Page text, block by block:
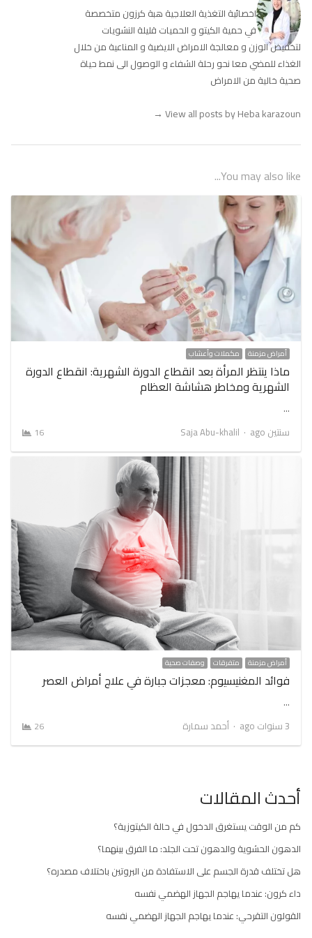
اخصائية التغذية العلاجية هبة كرزون متخصصة
في حمية الكيتو و الحميات قليلة النشويات
لتخفيض الوزن و معالجة الامراض الايضية و المناعية من خلال
الغذاء للمضي معا نحو رحلة الشفاء و الوصول الى نمط حياة
صحية خالية من الامراض
View all posts by Heba karazoun
→
You may also like...
أمراض مزمنة مكملات وأعشاب
ماذا ينتظر المرأة بعد انقطاع الدورة الشهرية: انقطاع الدورة
الشهرية ومخاطر هشاشة العظام
…
سنتين ago
Author
Saja Abu-khalil
16
أمراض مزمنة متفرقات وصفات صحية
فوائد المغنيسيوم: معجزات جبارة في علاج أمراض العصر
…
3 سنوات ago
Author
أحمد سمارة 26
أحدث المقالات
كم من الوقت يستغرق الدخول في حالة الكيتوزية؟
الدهون الحشوية والدهون تحت الجلد: ما الفرق بينهما؟
هل تختلف قدرة الجسم على الاستفادة من البروتين باختلاف مصدره؟
داء كرون: عندما يهاجم الجهاز الهضمي نفسه
القولون التقرحي: عندما يهاجم الجهاز الهضمي نفسه